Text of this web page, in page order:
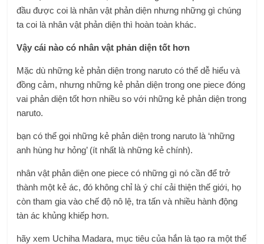
đầu được coi là nhân vật phản diện nhưng những gì chúng
ta coi là nhân vật phản diện thì hoàn toàn khác.
Vậy cái nào có nhân vật phản diện tốt hơn
Mặc dù những kẻ phản diện trong naruto có thể dễ hiểu và
đồng cảm, nhưng những kẻ phản diện trong one piece đóng
vai phản diện tốt hơn nhiều so với những kẻ phản diện trong
naruto.
bạn có thể gọi những kẻ phản diện trong naruto là ‘những
anh hùng hư hỏng’ (ít nhất là những kẻ chính).
nhân vật phản diện one piece có những gì nó cần để trở
thành một kẻ ác, đó không chỉ là ý chí cải thiện thế giới, họ
còn tham gia vào chế độ nô lệ, tra tấn và nhiều hành động
tàn ác khủng khiếp hơn.
hãy xem Uchiha Madara, mục tiêu của hắn là tạo ra một thế